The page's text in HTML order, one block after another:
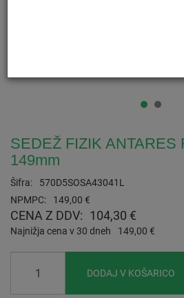
SEDEŽ FIZIK ANTARES
149mm
Šifra:
570D5SOSA43041L
NPMPC:
149,00 €
CENA Z DDV: 104,30 €
Najnižja cena v 30 dneh 149,00 €
DODAJ V KOŠARICO